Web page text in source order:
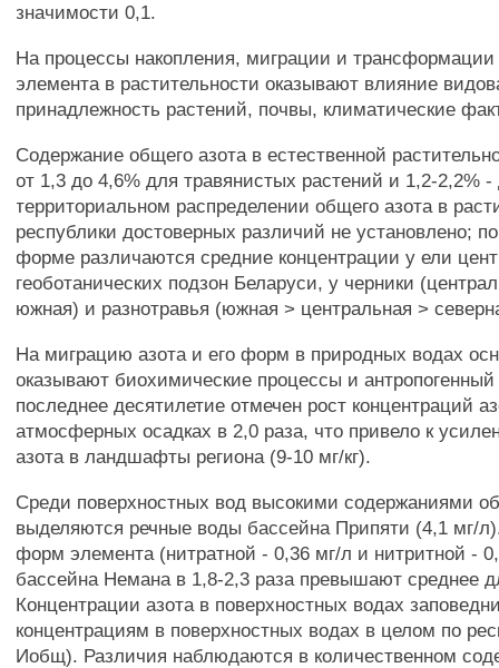
значимости 0,1.
На процессы накопления, миграции и
элемента в растительности оказывают влияние
принадлежность растений, почвы, климатические
Содержание общего азота в естественной
от 1,3 до 4,6% для травянистых растений и 1,2-2,2%
территориальном распределении общего азота в
республики достоверных различий не установлено;
форме различаются средние концентрации у ели
геоботанических подзон Беларуси, у черники
южная) и разнотравья (южная > центральная >
На миграцию азота и его форм в природных водах
оказывают биохимические процессы и
последнее десятилетие отмечен рост концентраций
атмосферных осадках в 2,0 раза, что привело к
азота в ландшафты региона (9-10 мг/кг).
Среди поверхностных вод высокими содержаниями
выделяются речные воды бассейна Припяти (4,1 мг/
форм элемента (нитратной - 0,36 мг/л и нитритной -
бассейна Немана в 1,8-2,3 раза превышают среднее
Концентрации азота в поверхностных водах
концентрациям в поверхностных водах в целом по
Иобщ). Различия наблюдаются в количественном